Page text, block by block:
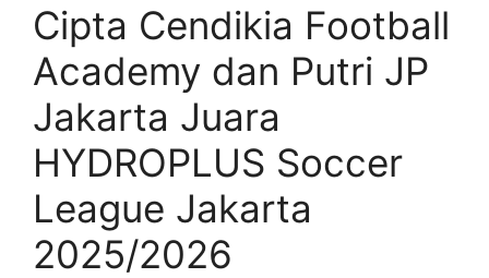
Cipta Cendikia Football
Academy dan Putri JP
Jakarta Juara
HYDROPLUS Soccer
League Jakarta
2025/2026